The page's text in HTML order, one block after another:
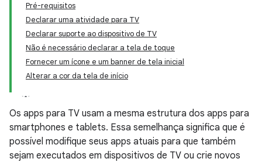
Pré-requisitos
Declarar uma atividade para TV
Declarar suporte ao dispositivo de TV
Não é necessário declarar a tela de toque
Fornecer um ícone e um banner de tela inicial
Alterar a cor da tela de início
Os apps para TV usam a mesma estrutura dos apps para
smartphones e tablets. Essa semelhança significa que é
possível modifique seus apps atuais para que também
sejam executados em dispositivos de TV ou crie novos